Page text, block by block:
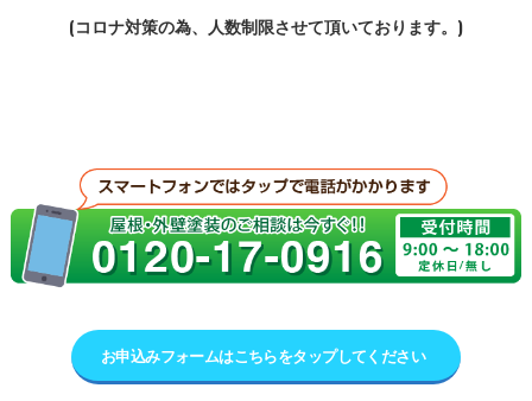
(コロナ対策の為、人数制限させて頂いております。)
お申込みフォームはこちらをタップしてください